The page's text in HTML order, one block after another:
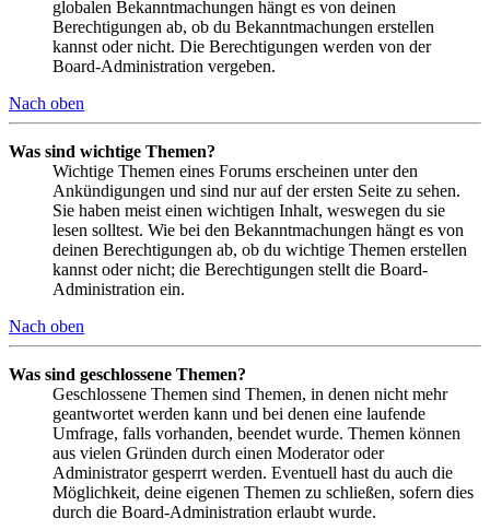
globalen Bekanntmachungen hängt es von deinen
Berechtigungen ab, ob du Bekanntmachungen erstellen
kannst oder nicht. Die Berechtigungen werden von der
Board-Administration vergeben.
Nach oben
Was sind wichtige Themen?
Wichtige Themen eines Forums erscheinen unter den
Ankündigungen und sind nur auf der ersten Seite zu sehen.
Sie haben meist einen wichtigen Inhalt, weswegen du sie
lesen solltest. Wie bei den Bekanntmachungen hängt es von
deinen Berechtigungen ab, ob du wichtige Themen erstellen
kannst oder nicht; die Berechtigungen stellt die Board-
Administration ein.
Nach oben
Was sind geschlossene Themen?
Geschlossene Themen sind Themen, in denen nicht mehr
geantwortet werden kann und bei denen eine laufende
Umfrage, falls vorhanden, beendet wurde. Themen können
aus vielen Gründen durch einen Moderator oder
Administrator gesperrt werden. Eventuell hast du auch die
Möglichkeit, deine eigenen Themen zu schließen, sofern dies
durch die Board-Administration erlaubt wurde.